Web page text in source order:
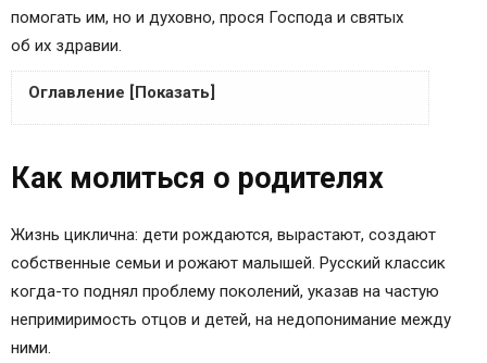
помогать им, но и духовно, прося Господа и святых
об их здравии.
Оглавление [Показать]
Кому молиться о здравии родителей
Что дает просьба о здравии родителей
Молитва за живых родителей — о их
благополучии и долгой жизни
Молитва Богородице за живых родителей
Молитва за живых родителей для их детей
Как молиться о родителях
Жизнь циклична: дети рождаются, вырастают, создают
собственные семьи и рожают малышей. Русский классик
когда-то поднял проблему поколений, указав на частую
непримиримость отцов и детей, на недопонимание между
ними.